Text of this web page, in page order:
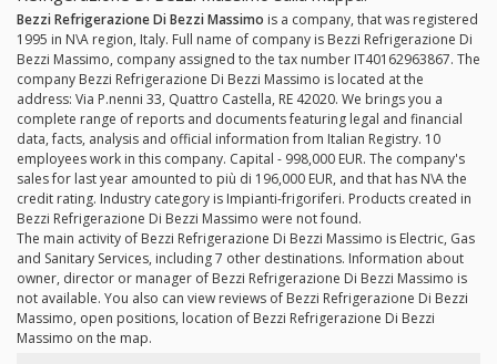
Bezzi Refrigerazione Di Bezzi Massimo is a company, that was registered
1995 in N\A region, Italy. Full name of company is Bezzi Refrigerazione Di
Bezzi Massimo, company assigned to the tax number IT40162963867. The
company Bezzi Refrigerazione Di Bezzi Massimo is located at the
address: Via P.nenni 33, Quattro Castella, RE 42020. We brings you a
complete range of reports and documents featuring legal and financial
data, facts, analysis and official information from Italian Registry. 10
employees work in this company. Capital - 998,000 EUR. The company's
sales for last year amounted to più di 196,000 EUR, and that has N\A the
credit rating. Industry category is Impianti-frigoriferi. Products created in
Bezzi Refrigerazione Di Bezzi Massimo were not found.
The main activity of Bezzi Refrigerazione Di Bezzi Massimo is Electric, Gas
and Sanitary Services, including 7 other destinations. Information about
owner, director or manager of Bezzi Refrigerazione Di Bezzi Massimo is
not available. You also can view reviews of Bezzi Refrigerazione Di Bezzi
Massimo, open positions, location of Bezzi Refrigerazione Di Bezzi
Massimo on the map.